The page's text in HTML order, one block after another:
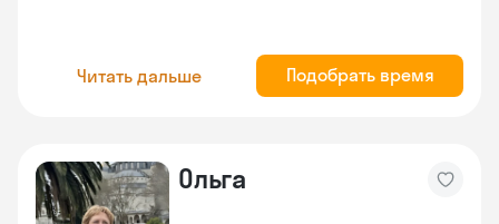
Читать дальше Подобрать время
Ольга